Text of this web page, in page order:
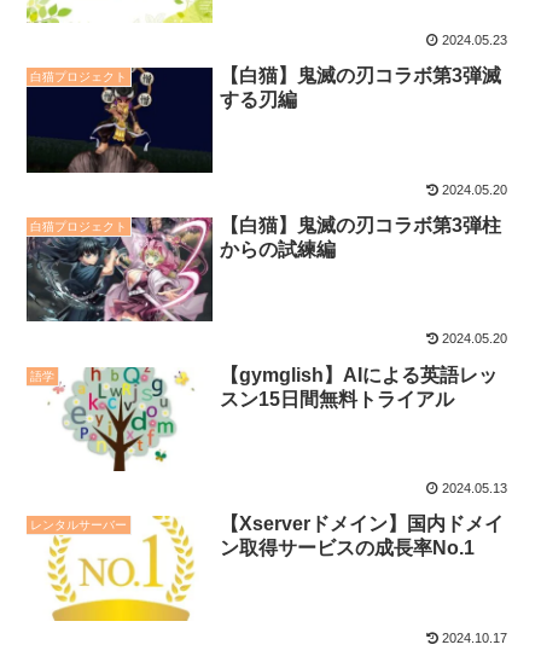
2024.05.23
白猫プロジェクト
【白猫】鬼滅の刃コラボ第3弾滅
する刃編
2024.05.20
白猫プロジェクト
【白猫】鬼滅の刃コラボ第3弾柱
からの試練編
2024.05.20
語学
【gymglish】AIによる英語レッ
スン15日間無料トライアル
2024.05.13
レンタルサーバー
【Xserverドメイン】国内ドメイ
ン取得サービスの成長率No.1
2024.10.17